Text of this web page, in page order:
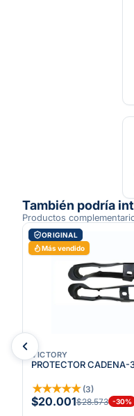
También podría
Productos
ORIGINAL
Más vendido
VICTORY
PROTECTOR CADENA-
★★★★★ (3)
$20.001$28.573 -30%